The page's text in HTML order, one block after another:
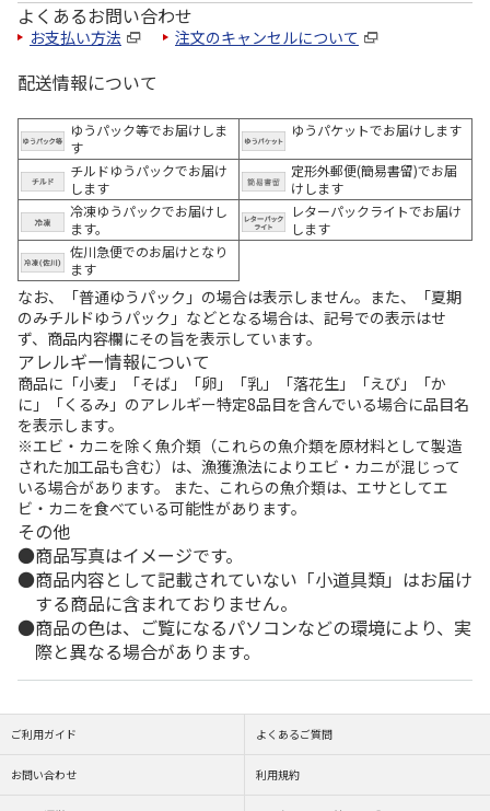
よくあるお問い合わせ
お支払い方法 注文のキャンセルについて
配送情報について
ゆうパック等でお届けしま
す
ゆうパケットでお届けします
チルドゆうパックでお届け
します
定形外郵便(簡易書留)でお届
けします
冷凍ゆうパックでお届けし
ます。
レターパックライトでお届け
します
佐川急便でのお届けとなり
ます
なお、「普通ゆうパック」の場合は表示しません。また、「夏期
のみチルドゆうパック」などとなる場合は、記号での表示はせ
ず、商品内容欄にその旨を表示しています。
アレルギー情報について
商品に「小麦」「そば」「卵」「乳」「落花生」「えび」「か
に」「くるみ」のアレルギー特定8品目を含んでいる場合に品目名
を表示します。
※エビ・カニを除く魚介類（これらの魚介類を原材料として製造
された加工品も含む）は、漁獲漁法によりエビ・カニが混じって
いる場合があります。 また、これらの魚介類は、エサとしてエ
ビ・カニを食べている可能性があります。
その他
商品写真はイメージです。
商品内容として記載されていない「小道具類」はお届け
する商品に含まれておりません。
商品の色は、ご覧になるパソコンなどの環境により、実
際と異なる場合があります。
ご利用ガイド よくあるご質問
お問い合わせ 利用規約